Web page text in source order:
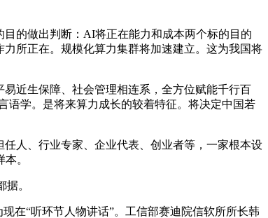
的做出判断：AI将正在能力和成本两个标的目的
所正在。规模化算力集群将加速建立。这为我国将
近生保障、社会管理相连系，全方位赋能千行百
语学。是将来算力成长的较着特征。将决定中国若
人、行业专家、企业代表、创业者等，一家根本设
。
。
在“听环节人物讲话”。工信部赛迪院信软所所长韩